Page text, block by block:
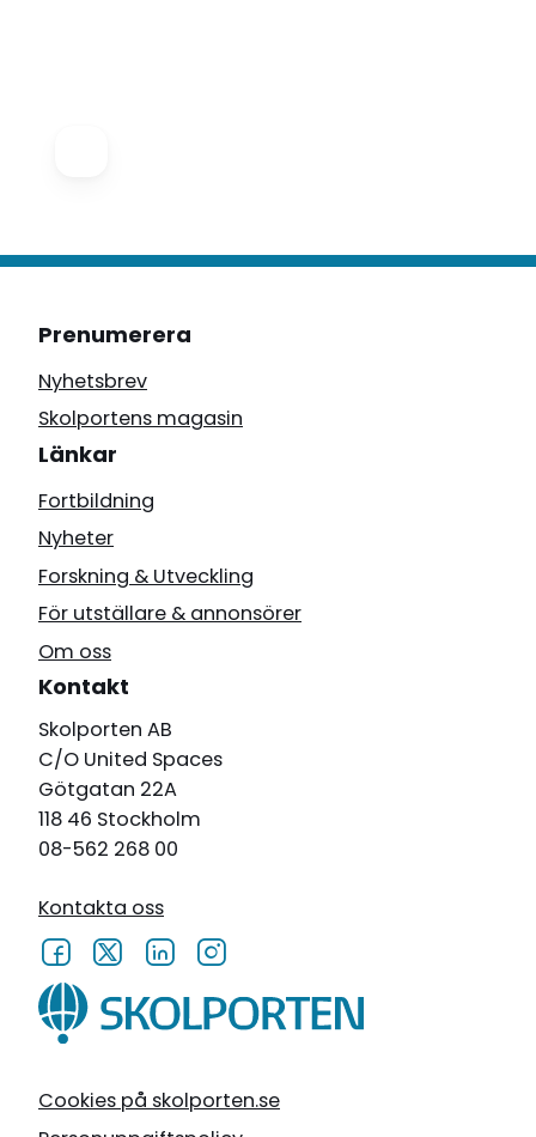
Cookies på skolporten.se
Prenumerera
Nyhetsbrev
Skolportens magasin
Länkar
Fortbildning
Nyheter
Forskning & Utveckling
För utställare & annonsörer
Om oss
Kontakt
Skolporten AB
C/O United Spaces
Götgatan 22A
118 46 Stockholm
08-562 268 00
Kontakta oss